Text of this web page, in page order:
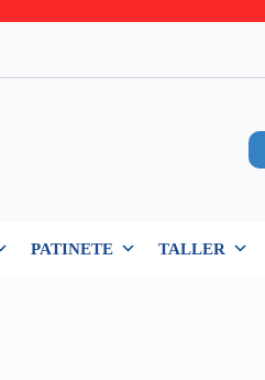
PATINETE TALLER